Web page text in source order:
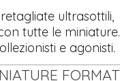
ultrasottili,
tutte le miniature.
e agonisti.